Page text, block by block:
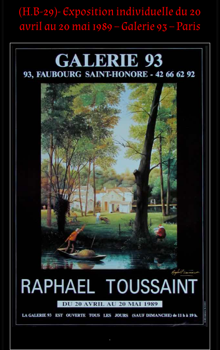
(H.B-29)- Exposition individuelle du 20
avril au 20 mai 1989 – Galerie 93 – Paris
.